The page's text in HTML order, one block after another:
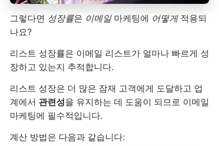
그렇다면 성장률은 이메일마케팅에 어떻게 적용되
나요?
리스트 성장률은 이메일 리스트가 얼마나 빠르게 성
장하고 있는지 추적합니다.
리스트 성장은 더 많은 잠재 고객에게 도달하고 업
계에서 관련성을 유지하는 데 도움이 되므로 이메일
마케팅에 필수적입니다.
계산 방법은 다음과 같습니다: